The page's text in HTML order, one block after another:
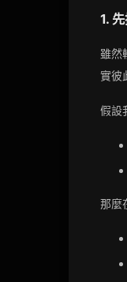
1.
雖然
實彼
假設
那麼